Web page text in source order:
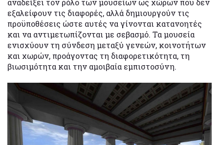
αναδείξει τον ρόλο των μουσείων ως χώρων που δεν
εξαλείφουν τις διαφορές, αλλά δημιουργούν τις
προϋποθέσεις ώστε αυτές να γίνονται κατανοητές
και να αντιμετωπίζονται με σεβασμό. Τα μουσεία
ενισχύουν τη σύνδεση μεταξύ γενεών, κοινοτήτων
και χωρών, προάγοντας τη διαφορετικότητα, τη
βιωσιμότητα και την αμοιβαία εμπιστοσύνη.